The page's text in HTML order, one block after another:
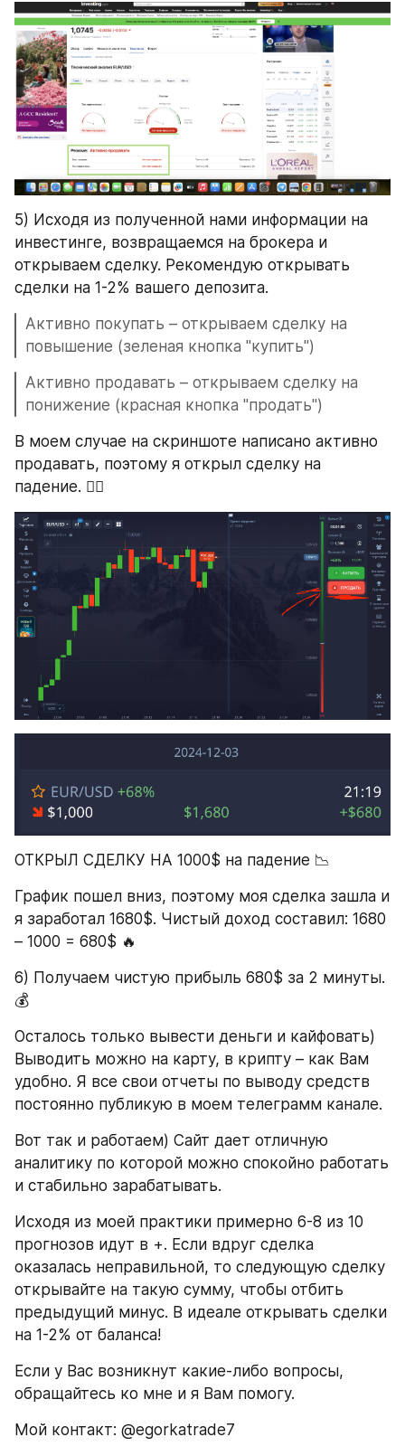
5) Исходя из полученной нами информации на
инвестинге, возвращаемся на брокера и
открываем сделку. Рекомендую открывать
сделки на 1-2% вашего депозита.
Активно покупать – открываем сделку на
повышение (зеленая кнопка "купить")
Активно продавать – открываем сделку на
понижение (красная кнопка "продать")
В моем случае на скриншоте написано активно
продавать, поэтому я открыл сделку на
падение. 👇🏼
ОТКРЫЛ СДЕЛКУ НА 1000$ на падение 📉
График пошел вниз, поэтому моя сделка зашла и
я заработал 1680$. Чистый доход составил: 1680
– 1000 = 680$ 🔥
6) Получаем чистую прибыль 680$ за 2 минуты.
💰
Осталось только вывести деньги и кайфовать)
Выводить можно на карту, в крипту – как Вам
удобно. Я все свои отчеты по выводу средств
постоянно публикую в моем телеграмм канале.
Вот так и работаем) Сайт дает отличную
аналитику по которой можно спокойно работать
и стабильно зарабатывать.
Исходя из моей практики примерно 6-8 из 10
прогнозов идут в +. Если вдруг сделка
оказалась неправильной, то следующую сделку
открывайте на такую ​​сумму, чтобы отбить
предыдущий минус. В идеале открывать сделки
на 1-2% от баланса!
Если у Вас возникнут какие-либо вопросы,
обращайтесь ко мне и я Вам помогу.
Мой контакт: @egorkatrade7